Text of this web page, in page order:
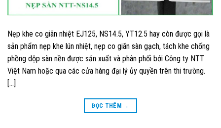
Nẹp khe co giãn nhiệt EJ125, NS14.5, YT12.5 hay còn được gọi là
sản phẩm nẹp khe lún nhiệt, nẹp co giãn sàn gạch, tách khe chống
phồng dộp sàn nền được sản xuất và phân phối bởi Công ty NTT
Việt Nam hoặc qua các cửa hàng đại lý ủy quyền trên thi trường.
[…]
ĐỌC THÊM →